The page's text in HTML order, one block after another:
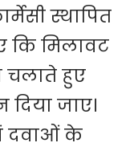
स्थापित
कि मिलावट
हुए
दिया जाए।
दवाओं के